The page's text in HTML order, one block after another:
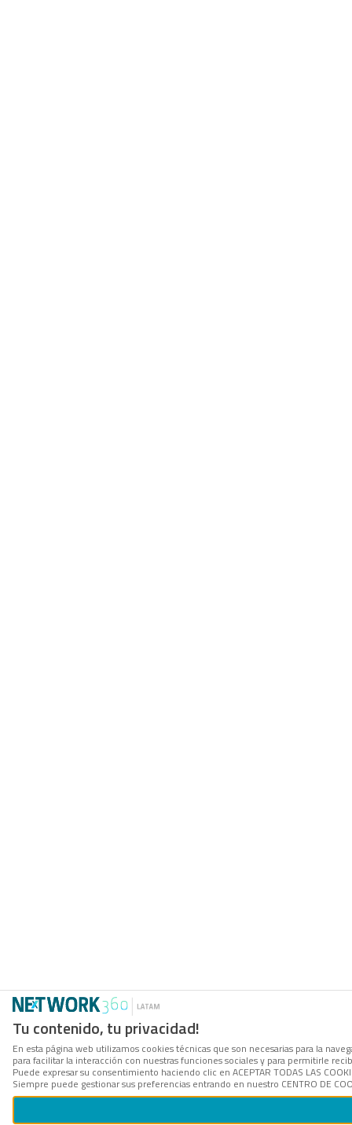
Tu contenido, tu privacidad!
En esta página web utilizamos cookies técnicas que son necesarias para la
para facilitar la interacción con nuestras funciones sociales y para permitirle
Puede expresar su consentimiento haciendo clic en ACEPTAR TODAS LAS
Siempre puede gestionar sus preferencias entrando en nuestro CENTRO DE